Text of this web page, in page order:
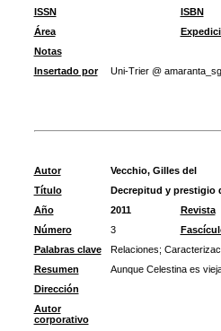
ISSN
ISBN
Área
Notas
Insertado por
Uni-Trier @
Autor
Vecchio, Gilles del
Título
Decrepitud y prestigio
Año
2011 Revista
Número
3
Palabras clave
Relaciones;
Resumen
Aunque Celestina es
Dirección
Autor
corporativo